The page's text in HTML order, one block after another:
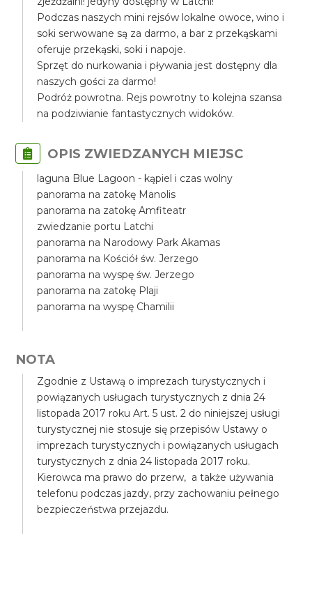
Podczas naszych mini rejsów lokalne owoce, wino i
soki serwowane są za darmo, a bar z przekąskami
oferuje przekąski, soki i napoje.
Sprzęt do nurkowania i pływania jest dostępny dla
naszych gości za darmo!
Podróż powrotna. Rejs powrotny to kolejna szansa
na podziwianie fantastycznych widoków.
OPIS ZWIEDZANYCH MIEJSC
laguna Blue Lagoon - kąpiel i czas wolny
panorama na zatokę Manolis
panorama na zatokę Amfiteatr
zwiedzanie portu Latchi
panorama na Narodowy Park Akamas
panorama na Kościół św. Jerzego
panorama na wyspę św. Jerzego
panorama na zatokę Plaji
panorama na wyspę Chamilii
NOTA
Zgodnie z Ustawą o imprezach turystycznych i
powiązanych usługach turystycznych z dnia 24
listopada 2017 roku Art. 5 ust. 2 do niniejszej usługi
turystycznej nie stosuje się przepisów Ustawy o
imprezach turystycznych i powiązanych usługach
turystycznych z dnia 24 listopada 2017 roku.
Kierowca ma prawo do przerw, a także używania
telefonu podczas jazdy, przy zachowaniu pełnego
bezpieczeństwa przejazdu.